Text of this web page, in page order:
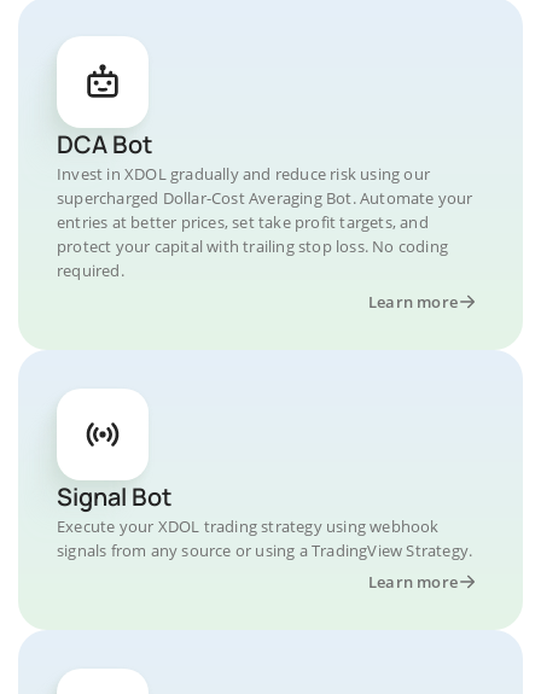
DCA Bot
Invest in XDOL gradually and reduce risk using our
supercharged Dollar-Cost Averaging Bot. Automate your
entries at better prices, set take profit targets, and
protect your capital with trailing stop loss. No coding
required.
Learn more
Signal Bot
Execute your XDOL trading strategy using webhook
signals from any source or using a TradingView Strategy.
Learn more